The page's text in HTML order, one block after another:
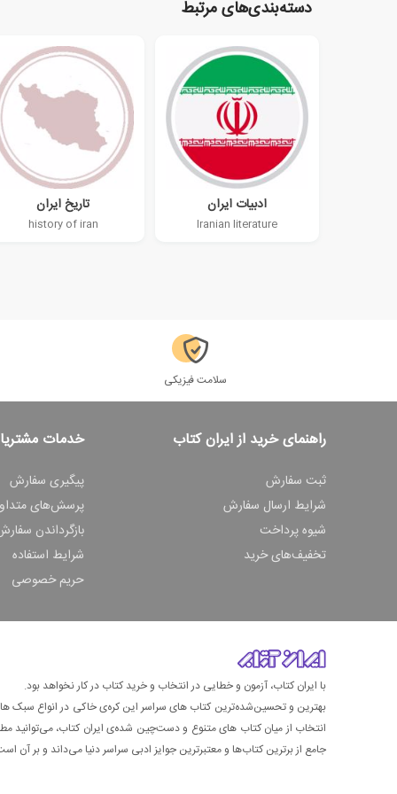
دسته‌بندی‌های مرتبط
ادبیات ایران
Iranian literature
تاریخ ایران
history of iran
سلامت فیزیکی
راهنمای خرید از ایران کتاب
ثبت سفارش
شرایط ارسال سفارش
شیوه پرداخت
تخفیف‌های خرید
خدمات
پیگیری سفارش
پرسش‌های
بازگرداندن
شرایط استفاده
حریم خصوصی
با ایران کتاب، آزمون و خطایی در انتخاب و خرید کتاب در کار نخواهد بود.
بهترین و تحسین‌شده‌ترین کتاب‌ های سراسر این کره‌ی خاکی در انواع سبک های
انتخاب از میان کتاب های متنوع و دست‌چین شده‌ی ایران کتاب، می‌توانید
جامع از برترین کتاب‌ها و معتبرترین جوایز ادبی سراسر دنیا می‌داند و بر آن